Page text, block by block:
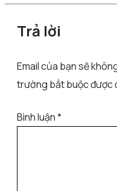
Trả lời
Email của bạn sẽ
trường bắt buộc được
Bình luận*